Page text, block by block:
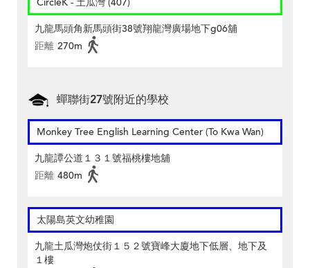
CircleK - 土瓜灣 (407)
九龍馬頭角新馬頭街38號翔龍灣廣場地下g06舖
距離 270m
蟬聯街27號附近的學校
Monkey Tree English Learning Center (To Kwa Wan)
九龍譚公道１３１號福桃樓地舖
距離 480m
太陽島英文幼稚園
九龍土瓜灣炮仗街１５２號寶峰大廈地下低層、地下及
１樓